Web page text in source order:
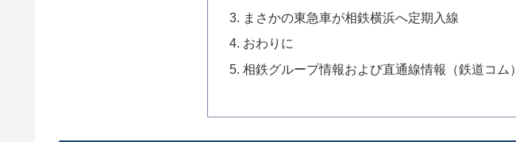
まさかの東急車が相鉄横浜へ定期入線
おわりに
相鉄グループ情報および直通線情報（鉄道コム）